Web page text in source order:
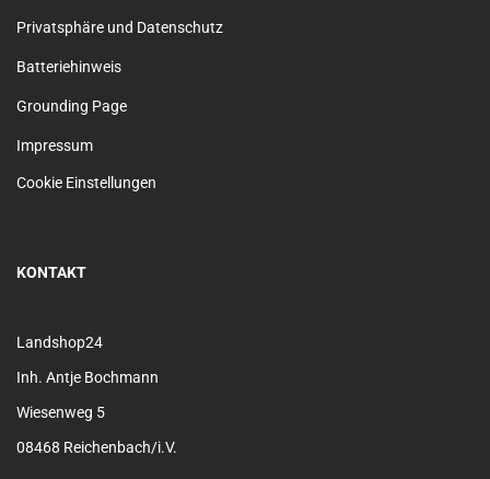
Privatsphäre und Datenschutz
Batteriehinweis
Grounding Page
Impressum
Cookie Einstellungen
KONTAKT
Landshop24
Inh. Antje Bochmann
Wiesenweg 5
08468 Reichenbach/i.V.